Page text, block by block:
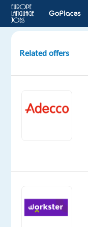
Service
Barcelone
Spain
Mandatory
Related offers